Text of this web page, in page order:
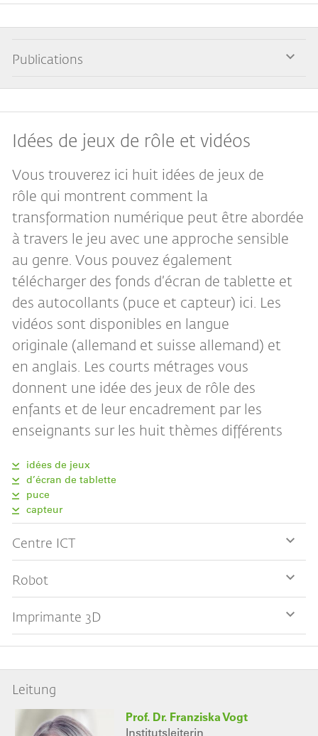
Publications
Idées de jeux de rôle et vidéos
Vous trouverez ici huit idées de jeux de
rôle qui montrent comment la
transformation numérique peut être abordée
à travers le jeu avec une approche sensible
au genre. Vous pouvez également
télécharger des fonds d’écran de tablette et
des autocollants (puce et capteur) ici. Les
vidéos sont disponibles en langue
originale (allemand et suisse allemand) et
en anglais. Les courts métrages vous
donnent une idée des jeux de rôle des
enfants et de leur encadrement par les
enseignants sur les huit thèmes différents
idées de jeux
d’écran de tablette
puce
capteur
Centre ICT
Robot
Imprimante 3D
Leitung
Prof. Dr. Franziska Vogt
Institutsleiterin